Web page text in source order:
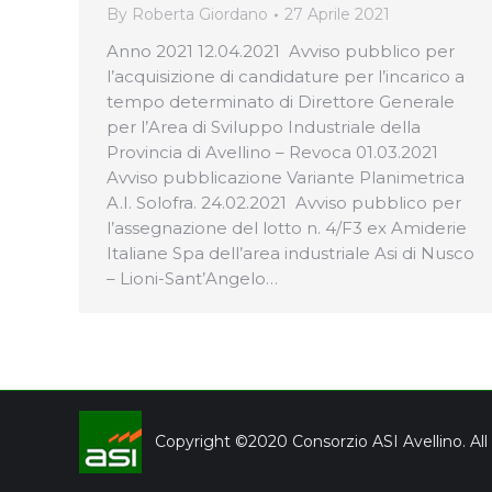
By Roberta Giordano 27 Aprile 2021
Anno 2021 12.04.2021 Avviso pubblico per
l’acquisizione di candidature per l’incarico a
tempo determinato di Direttore Generale
per l’Area di Sviluppo Industriale della
Provincia di Avellino – Revoca 01.03.2021
Avviso pubblicazione Variante Planimetrica
A.I. Solofra. 24.02.2021 Avviso pubblico per
l’assegnazione del lotto n. 4/F3 ex Amiderie
Italiane Spa dell’area industriale Asi di Nusco
– Lioni-Sant’Angelo…
Copyright ©2020 Consorzio ASI Avellino.